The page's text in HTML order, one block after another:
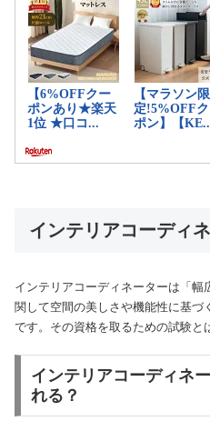
インテリアコーディ
インテリアコーディネーターは「幅
関して空間の美しさや機能性に基づ
です。その資格を取るための試験と
インテリアコーディネ
れる？